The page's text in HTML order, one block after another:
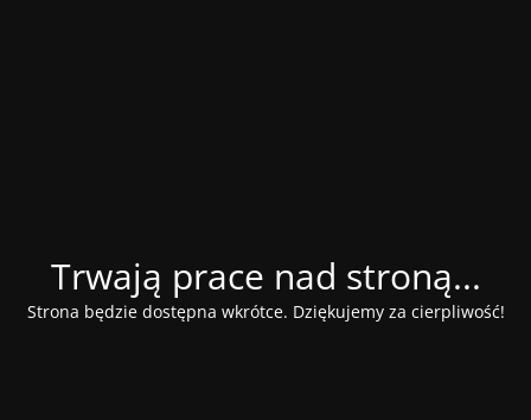
Trwają prace nad stroną...
Strona będzie dostępna wkrótce. Dziękujemy za cierpliwość!